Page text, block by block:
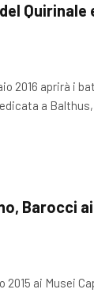
Quirinale
2016 aprirà i
a
Barocci
2015 ai Musei